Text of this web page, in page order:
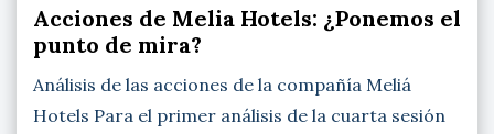
Acciones de Melia Hotels: ¿Ponemos el
punto de mira?
Análisis de las acciones de la compañía Meliá
Hotels Para el primer análisis de la cuarta sesión